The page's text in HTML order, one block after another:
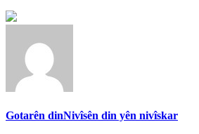
Gotarên dinNivîsên din yên nivîskar